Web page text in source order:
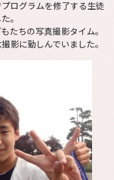
ログラムを修了する生徒
。
たちの写真撮影タイム。
影に勤しんでいました。